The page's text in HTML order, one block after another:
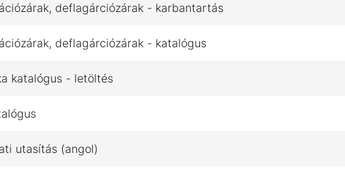
deflagárciózárak - karbantartás
deflagárciózárak - katalógus
katalógus - letöltés
utasítás (angol)